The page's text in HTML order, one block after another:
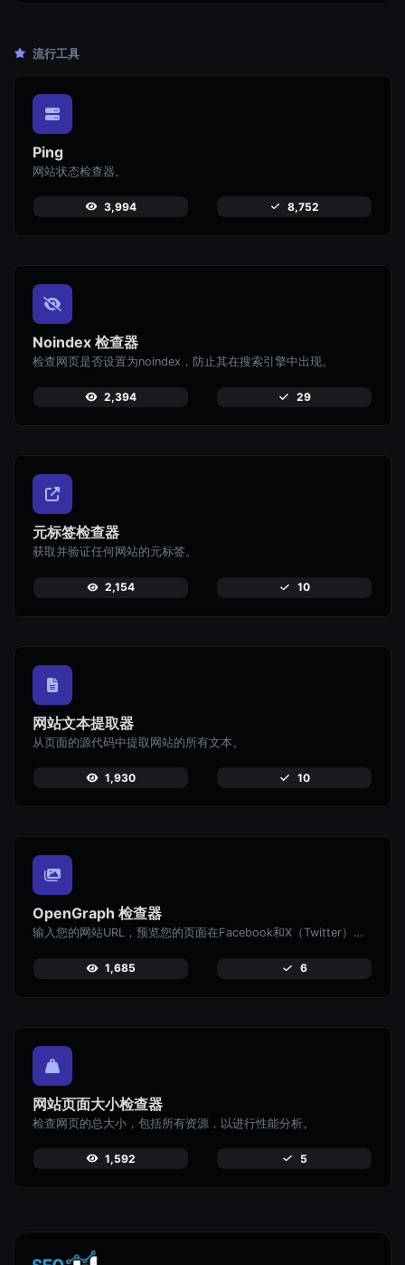
流行工具
Ping
网站状态检查器。
3,994 8,752
Noindex 检查器
检查网页是否设置为noindex，防止其在搜索引擎中出现。
2,394 29
元标签检查器
获取并验证任何网站的元标签。
2,154 10
网站文本提取器
从页面的源代码中提取网站的所有文本。
1,930 10
OpenGraph 检查器
输入您的网站URL，预览您的页面在Facebook和X（Twitter）等社交媒体平台上分享时的显示效果。
1,685 6
网站页面大小检查器
检查网页的总大小，包括所有资源，以进行性能分析。
1,592 5